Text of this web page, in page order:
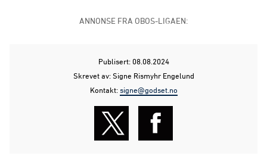
ANNONSE FRA OBOS-LIGAEN:
Publisert: 08.08.2024
Skrevet av: Signe Rismyhr Engelund
Kontakt:signe@godset.no